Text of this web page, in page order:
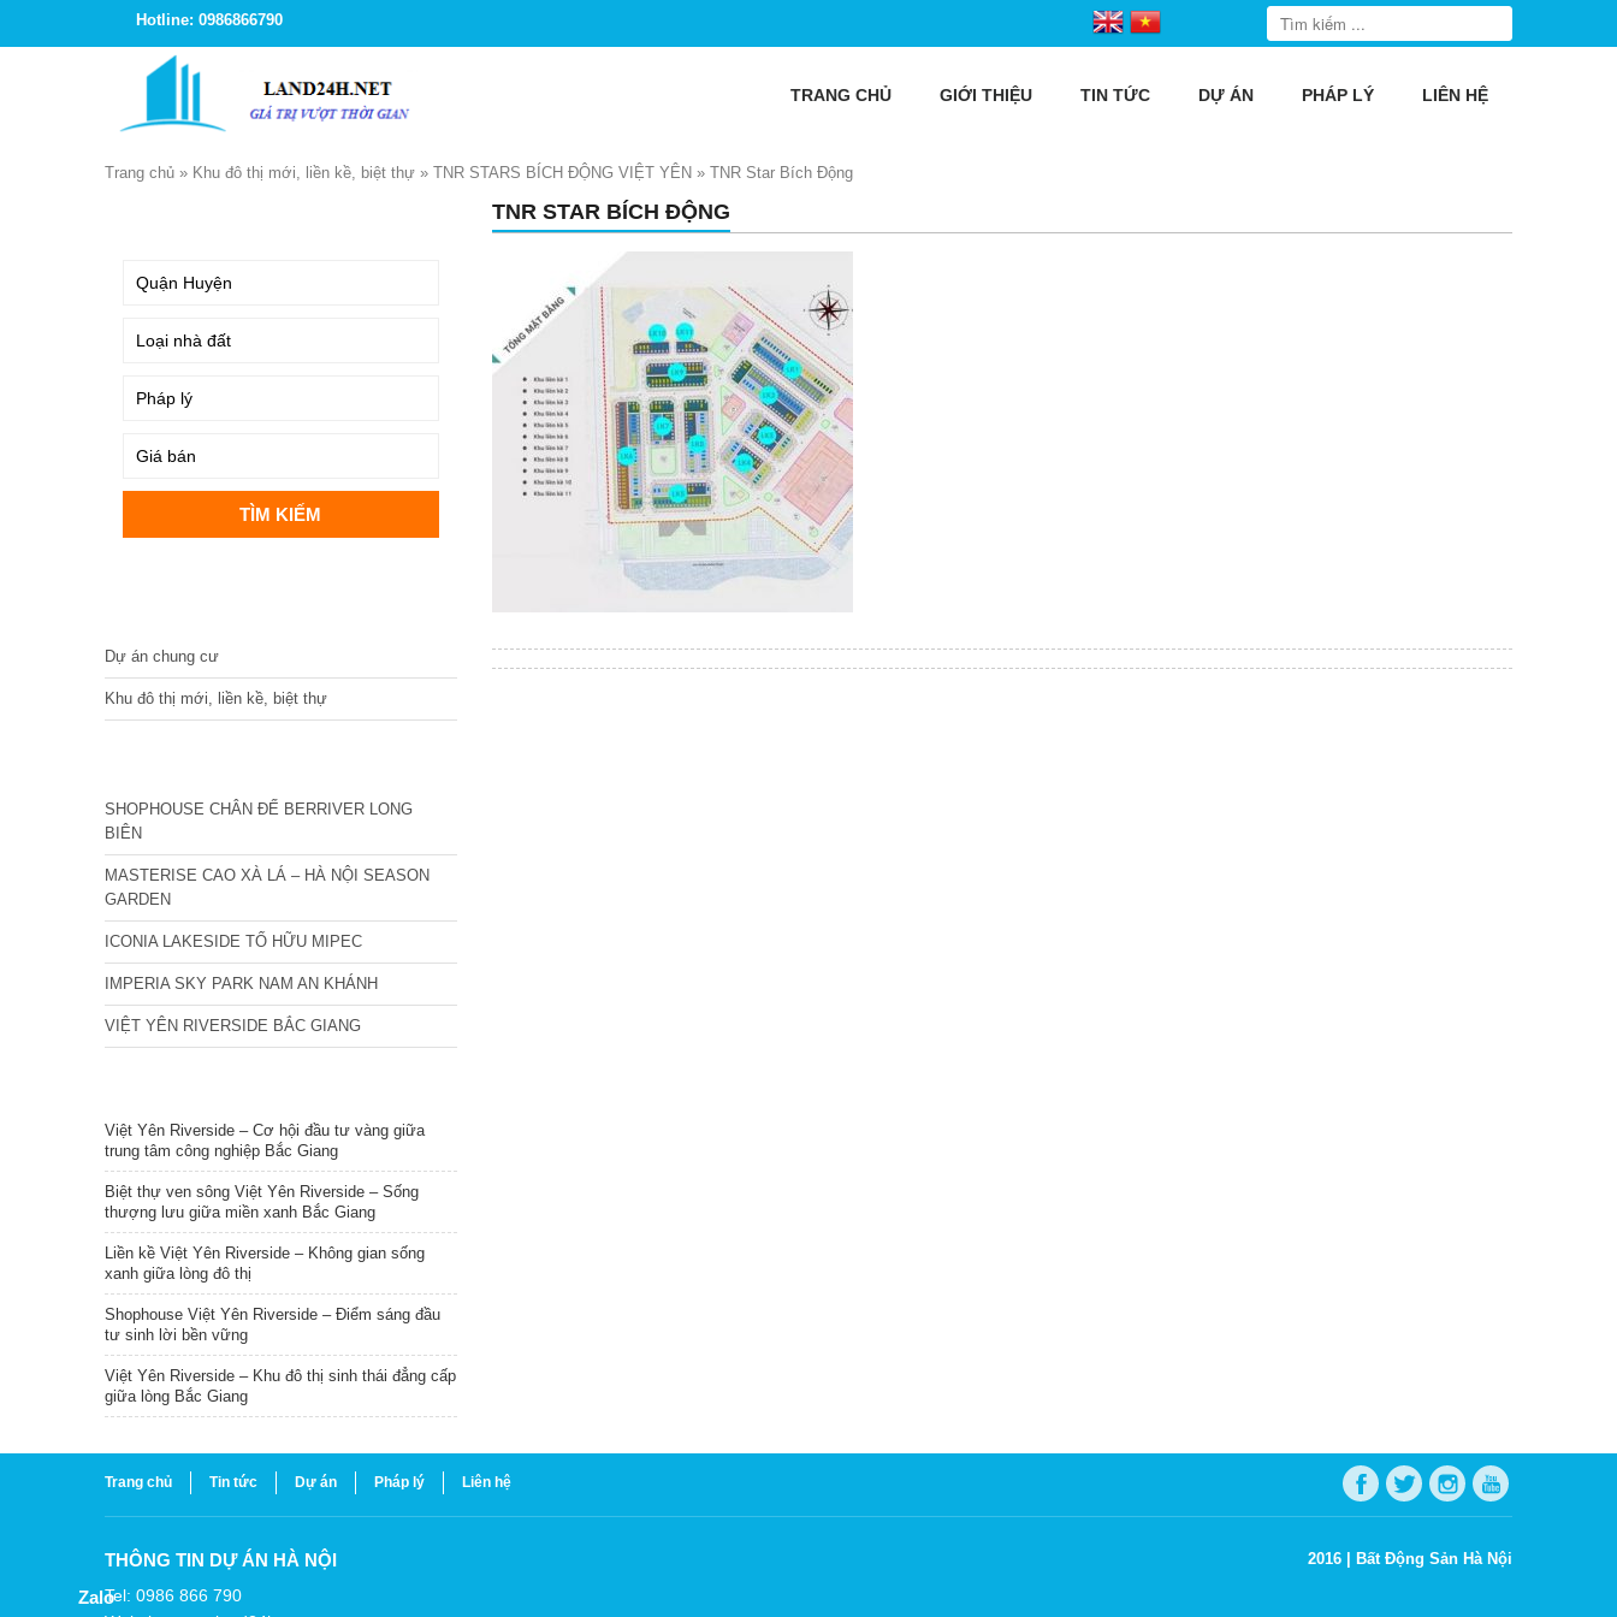
Hotline: 0986866790
TRANG CHỦ GIỚI THIỆU TIN TỨC DỰ ÁN PHÁP LÝ LIÊN HỆ
Trang chủ » Khu đô thị mới, liền kề, biệt thự » TNR STARS BÍCH ĐỘNG VIỆT YÊN » TNR Star Bích Động
TNR STAR BÍCH ĐỘNG
Dự án chung cư
Khu đô thị mới, liền kề, biệt thự
SHOPHOUSE CHÂN ĐẾ BERRIVER LONG
BIÊN
MASTERISE CAO XÀ LÁ – HÀ NỘI SEASON
GARDEN
ICONIA LAKESIDE TỐ HỮU MIPEC
IMPERIA SKY PARK NAM AN KHÁNH
VIỆT YÊN RIVERSIDE BẮC GIANG
Việt Yên Riverside – Cơ hội đầu tư vàng giữa
trung tâm công nghiệp Bắc Giang
Biệt thự ven sông Việt Yên Riverside – Sống
thượng lưu giữa miền xanh Bắc Giang
Liền kề Việt Yên Riverside – Không gian sống
xanh giữa lòng đô thị
Shophouse Việt Yên Riverside – Điểm sáng đầu
tư sinh lời bền vững
Việt Yên Riverside – Khu đô thị sinh thái đẳng cấp
giữa lòng Bắc Giang
Trang chủ Tin tức Dự án Pháp lý Liên hệ
THÔNG TIN DỰ ÁN HÀ NỘI
Tel: 0986 866 790
2016 | Bất Động Sản Hà Nội
Zalo